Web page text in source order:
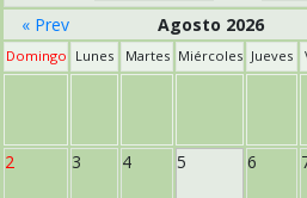
« Prev
Agosto 2026
Domingo Lunes Martes Miércoles Jueves
2 3 4 5 6